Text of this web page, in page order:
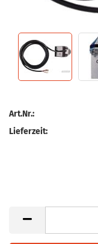
Art.Nr.:
Lieferzeit: